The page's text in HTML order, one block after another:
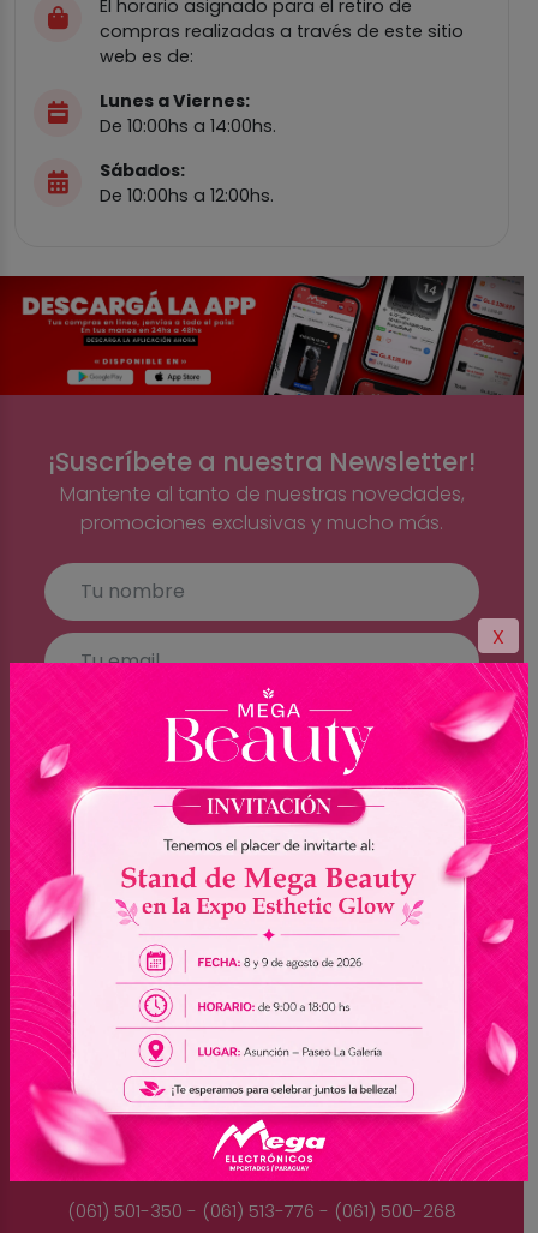
X
El horario asignado para el retiro de
compras realizadas a través de este sitio
web es de:
Lunes a Viernes:
De 10:00hs a 14:00hs.
Sábados:
De 10:00hs a 12:00hs.
¡Suscríbete a nuestra Newsletter!
Mantente al tanto de nuestras novedades,
promociones exclusivas y mucho más.
Brasil
(045) 3528-9053 - (045) 3528-8462
(045) 3025-7072 - (045) 3025-7736
(045) 3025-7713
Paraguay
(061) 501-350 - (061) 513-776 - (061) 500-268